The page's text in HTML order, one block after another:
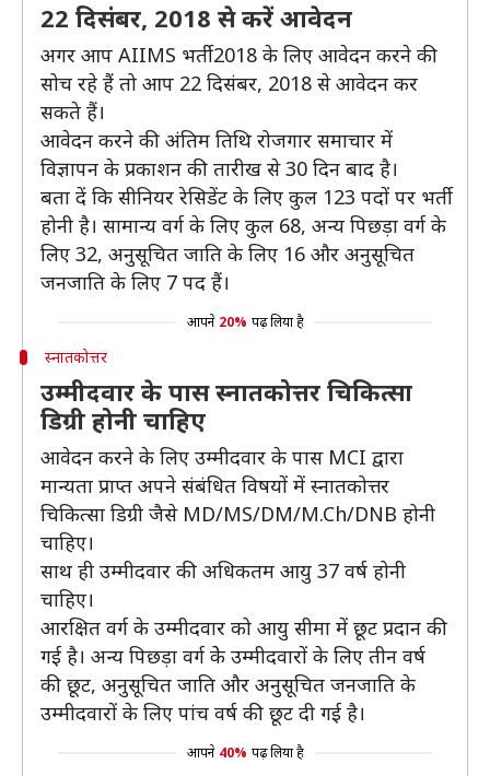
22 दिसंबर, 2018 से करें आवेदन
अगर आप AIIMS भर्ती 2018 के लिए आवेदन करने की
सोच रहे हैं तो आप 22 दिसंबर, 2018 से आवेदन कर
सकते हैं।
आवेदन करने की अंतिम तिथि रोजगार समाचार में
विज्ञापन के प्रकाशन की तारीख से 30 दिन बाद है।
बता दें कि सीनियर रेसिडेंट के लिए कुल 123 पदों पर भर्ती
होनी है। सामान्य वर्ग के लिए कुल 68, अन्य पिछड़ा वर्ग के
लिए 32, अनुसूचित जाति के लिए 16 और अनुसूचित
जनजाति के लिए 7 पद हैं।
आपने 20% पढ़ लिया है
स्नातकोत्तर
उम्मीदवार के पास स्नातकोत्तर चिकित्सा
डिग्री होनी चाहिए
आवेदन करने के लिए उम्मीदवार के पास MCI द्वारा
मान्यता प्राप्त अपने संबंधित विषयों में स्नातकोत्तर
चिकित्सा डिग्री जैसे MD/MS/DM/M.Ch/DNB होनी
चाहिए।
साथ ही उम्मीदवार की अधिकतम आयु 37 वर्ष होनी
चाहिए।
आरक्षित वर्ग के उम्मीदवार को आयु सीमा में छूट प्रदान की
गई है। अन्य पिछड़ा वर्ग केे उम्मीदवारों के लिए तीन वर्ष
की छूट, अनुसूचित जाति और अनुसूचित जनजाति के
उम्मीदवारों के लिए पांच वर्ष की छूट दी गई है।
आपने 40% पढ़ लिया है